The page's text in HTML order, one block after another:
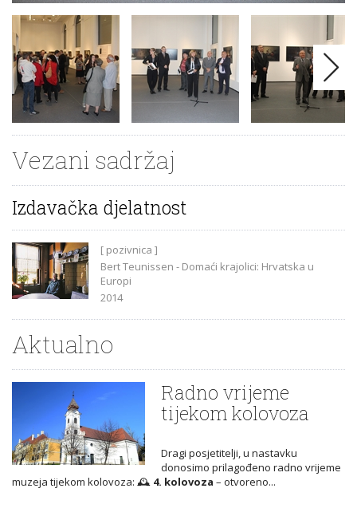
Vezani sadržaj
Izdavačka djelatnost
[ pozivnica ]
Bert Teunissen - Domaći krajolici: Hrvatska u
Europi
2014
Aktualno
Radno vrijeme
tijekom kolovoza
Dragi posjetitelji, u nastavku
donosimo prilagođeno radno vrijeme
muzeja tijekom kolovoza: 🕰️ 4. kolovoza – otvoreno...